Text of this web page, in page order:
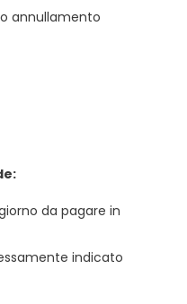
annullamento
da pagare in
indicato